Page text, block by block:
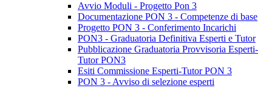
Avvio Moduli - Progetto Pon 3
Documentazione PON 3 - Competenze di base
Progetto PON 3 - Conferimento Incarichi
PON3 - Graduatoria Definitiva Esperti e Tutor
Pubblicazione Graduatoria Provvisoria Esperti-
Tutor PON3
Esiti Commissione Esperti-Tutor PON 3
PON 3 - Avviso di selezione esperti